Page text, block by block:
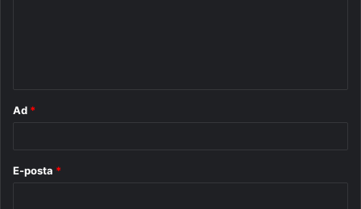
Ad *
E-posta *